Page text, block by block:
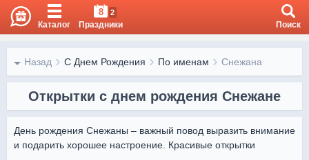
Каталог
8 2
Праздники Поиск
Назад С Днем Рождения По именам Снежана
Открытки с днем рождения Снежане
День рождения Снежаны – важный повод выразить внимание
и подарить хорошее настроение. Красивые открытки